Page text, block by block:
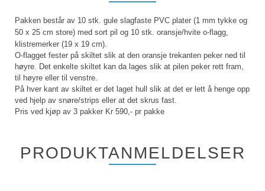
Pakken består av 10 stk. gule slagfaste PVC plater (1 mm tykke og
50 x 25 cm store) med sort pil og 10 stk. oransje/hvite o-flagg,
klistremerker (19 x 19 cm).
O-flagget fester på skiltet slik at den oransje trekanten peker ned til
høyre. Det enkelte skiltet kan da lages slik at pilen peker rett fram,
til høyre eller til venstre.
På hver kant av skiltet er det laget hull slik at det er lett å henge opp
ved hjelp av snøre/strips eller at det skrus fast.
Pris ved kjøp av 3 pakker Kr 590,- pr pakke
PRODUKTANMELDELSER